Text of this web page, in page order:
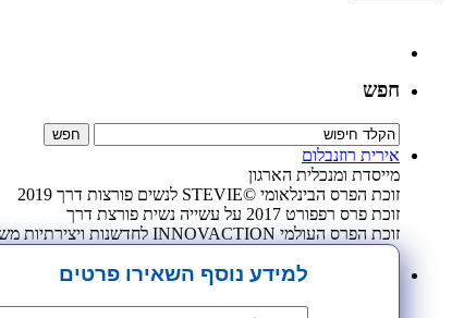
חפש
אירית רוזנבלום
מייסדת ומנכלית הארגון
זוכת הפרס הבינלאומי ©STEVIE לנשים פורצות דרך 2019
זוכת פרס רפפורט 2017 על עשייה נשית פורצת דרך
זוכת הפרס העולמי INNOVACTION לחדשנות ויצירתיות משפטית 2009
למידע נוסף השאירו פרטים